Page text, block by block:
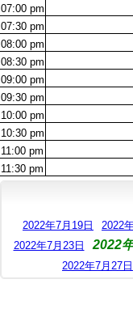
07:00 pm
07:30 pm
08:00 pm
08:30 pm
09:00 pm
09:30 pm
10:00 pm
10:30 pm
11:00 pm
11:30 pm
2022年7月19日 2022
2022年7月23日
2022
2022年7月27日